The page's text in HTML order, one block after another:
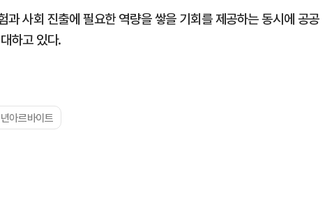
사회 진출에 필요한 역량을 쌓을 기회를 제공하는 동시에 공공
하고 있다.
아르바이트